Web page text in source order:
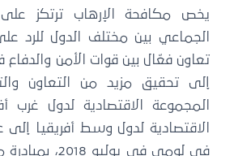
يخص مكافحة الإرهاب ترتكز على
الجماعي بين مختلف الدول للرد
تعاون فعّال بين قوات الأمن والدفاع
إلى تحقيق مزيد من التعاون
المجموعة الاقتصادية لدول غرب
الاقتصادية لدول وسط أفريقيا
في لومي في يوليو